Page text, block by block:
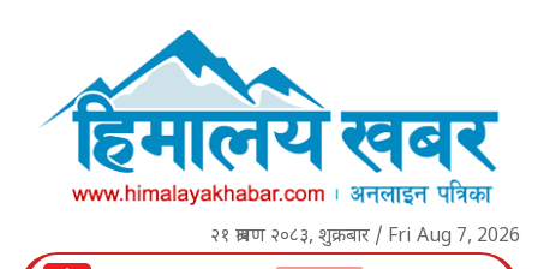
२१ श्रावण २०८३, शुक्रबार / Fri Aug 7, 2026